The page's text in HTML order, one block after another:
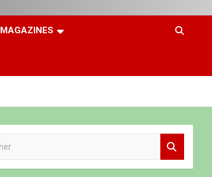
MAGAZINES